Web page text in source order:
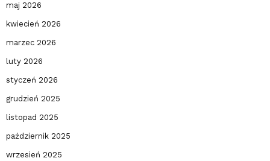
maj 2026
kwiecień 2026
marzec 2026
luty 2026
styczeń 2026
grudzień 2025
listopad 2025
październik 2025
wrzesień 2025